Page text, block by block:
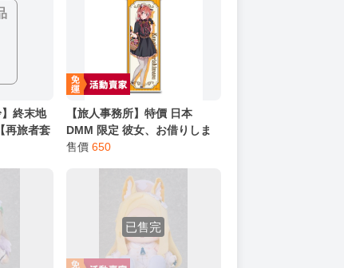
終末地
再旅者套
舟{宅
【旅人事務所】特價 日本
DMM 限定 彼女、​お借りしま
す 出租女友 櫻澤墨 桜沢墨 萬
價990元 特價650元】
售價 650
已售完